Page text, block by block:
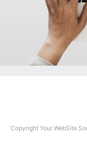
Copyright Your